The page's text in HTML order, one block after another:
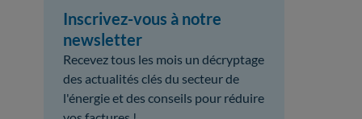
Inscrivez-vous à notre
newsletter
Recevez tous les mois un décryptage
des actualités clés du secteur de
l'énergie et des conseils pour réduire